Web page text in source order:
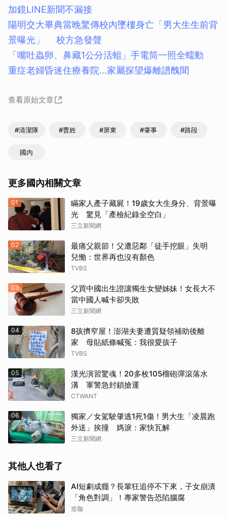
加鏡LINE新聞不漏接
陽明交大畢典當晚驚傳校內墜樓身亡「男大生生前背
景曝光」 校方急發聲
「嘴吐蟲卵、鼻藏1公分活蛆」手電筒一照全蠕動
重症老婦昏迷住療養院…家屬探望爆離譜醜聞
查看原始文章
#清潔隊 #曹姓 #屏東 #肇事 #路段
國內
更多國內相關文章
01
瞞家人產子藏屍！19歲女大生身分、背景曝
光 驚見「產檢紀錄全空白」
三立新聞網
02
最痛父親節！父遭惡鄰「徒手挖眼」失明
兒慟：世界再也沒有顏色
TVBS
03
父買中國出生證讓獨生女變姊妹！女長大不
當中國人喊卡卻失敗
三立新聞網
04
8孩擠窄屋！澎湖夫妻遭質疑領補助後離
家 母貼紙條喊冤：我很愛孩子
TVBS
05
漢光演習驚魂！20多枚105榴砲彈滾落水
溝 軍警急封鎖搶運
CTWANT
06
獨家／女駕駛肇逃1死1傷！男大生「凌晨跑
外送」挨撞 媽淚：家快瓦解
三立新聞網
其他人也看了
AI短劇成癮？長輩狂追停不下來，子女崩潰
「角色對調」！專家警告恐陷腦腐
造咖